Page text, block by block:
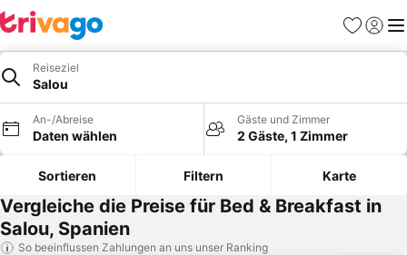
Favoriten
Reiseziel
Salou
An-/Abreise
Daten wählen
Gäste und Zimmer
2 Gäste, 1 Zimmer
Sortieren Filtern Karte
Vergleiche die Preise für Bed & Breakfast in
Salou, Spanien
So beeinflussen Zahlungen an uns unser Ranking